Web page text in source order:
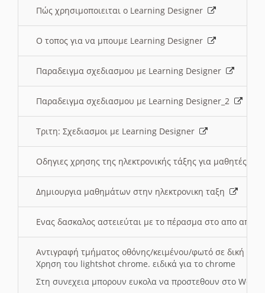
Πώς χρησιμοποιειται ο Learning Designer
O τοπος για να μπουμε Learning Designer
Παραδειγμα σχεδιασμου με Learning Designer
Παραδειγμα σχεδιασμου με Learning Designer_2
Τριτη: Σχεδιασμοι με Learning Designer
Οδηγιες χρησης της ηλεκτρονικής τάξης για μαθητές
Δημιουργια μαθημάτων στην ηλεκτρονικη ταξη
Ενας δασκαλος αστειεύται με το πέρασμα στο απο
Αντιγραφή τμήματος οθόνης/κειμένου/φωτό σε δική
Χρηση του lightshot chrome. ειδικά για το chrome
Στη συνεχεια μπορουν ευκολα να προστεθουν στο Word